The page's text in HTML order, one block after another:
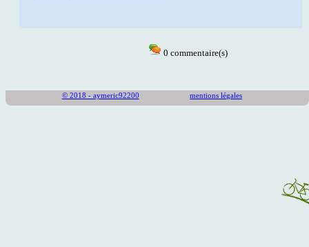
0 commentaire(s)
mentions légales
© 2018 - aymeric92200